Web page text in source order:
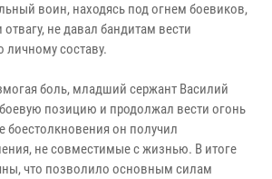
воин, находясь под огнем боевиков,
не давал бандитам вести
личному составу.
боль, младший сержант Василий
позицию и продолжал вести огонь
боестолкновения он получил
не совместимые с жизнью. В итоге
что позволило основным силам